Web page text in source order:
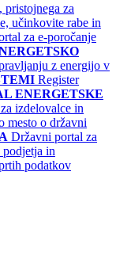
pristojnega za
učinkovite rabe in
za e-poročanje
z energijo v
Register
ENERGETSKE
izdelovalce in
mesto o državni
Državni portal za
in
podatkov